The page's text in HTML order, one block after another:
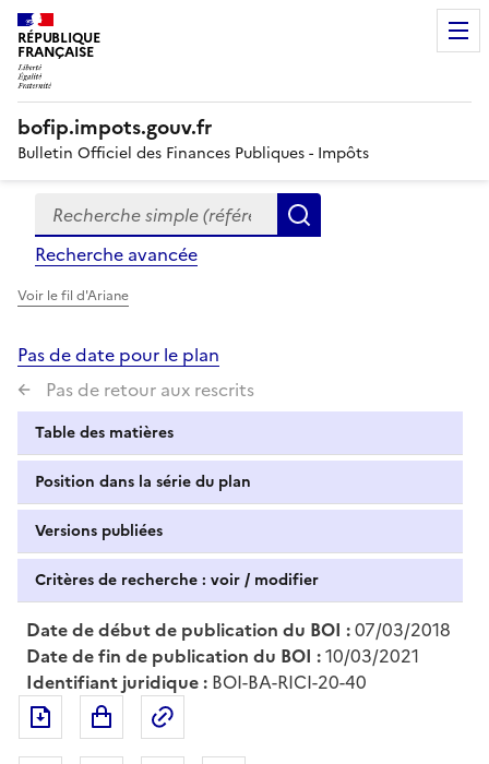
RÉPUBLIQUE
FRANÇAISE
bofip.impots.gouv.fr
Bulletin Officiel des Finances Publiques - Impôts
Formulaire
de
recherche
Recherche simple (références, mots clés, partie du
Recherche avancée
Voir le fil d'Ariane
Pas de date pour le plan
Pas de retour aux rescrits
Table des matières
Position dans la série du plan
Versions publiées
Critères de recherche : voir / modifier
Date de début de publication du BOI :07/03/2018
Date de fin de publication du BOI :10/03/2021
Identifiant juridique : BOI-BA-RICI-20-40
Exporter le document au format pdf